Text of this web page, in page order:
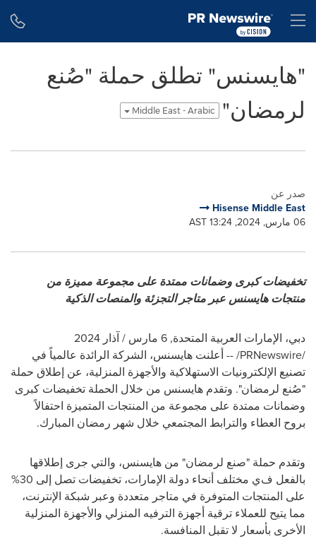
"هايسنس" تطلق حملة "صُنع
لرمضان"
Middle East - Arabic
صدر عن
Hisense Middle East
06 مارس, 2024, 13:24 AST
تخفيضات كبرى وضمانات ممتدة على مجموعة مميزة من
منتجات هايسنس عبر متاجر التجزئة والمنصات الذكية
دبي، الإمارات العربية المتحدة, 6 مارس / آذار 2024
/PRNewswire/ -- أعلنت هايسنس، الشركة الرائدة عالمياً في
تصنيع الإلكترونيات الاستهلاكية والأجهزة المنزلية، عن إطلاق حملة
"صُنع لرمضان". وتقدم هايسنس من خلال الحملة تخفيضات كبرى
وضمانات ممتدة على مجموعة من المنتجات المتميزة احتفالاً
بروح العطاء والترابط المجتمعي خلال شهر رمضان المبارك.
وتقدم حملة "صنع لرمضان" من هايسنس، والتي جرى إطلاقها
بالفعل في مختلف أنحاء دولة الإمارات، تخفيضات تصل إلى 30
%
على المنتجات المتوفرة في متاجر متعددة وعبر شبكة الإنترنت،
مما يتيح للعملاء ترقية أجهزة الترفيه المنزلي والأجهزة المنزلية
الأخرى بأسعار لا تقبل المنافسة.